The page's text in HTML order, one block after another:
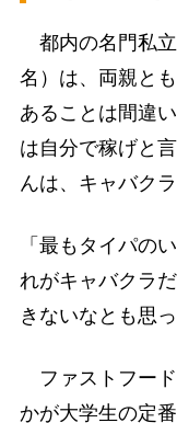
都内の名門私
名）は、両親と
あることは間違
は自分で稼げと
んは、キャバク
「最もタイパの
れがキャバクラ
きないなとも思っ
ファストフー
かが大学生の定